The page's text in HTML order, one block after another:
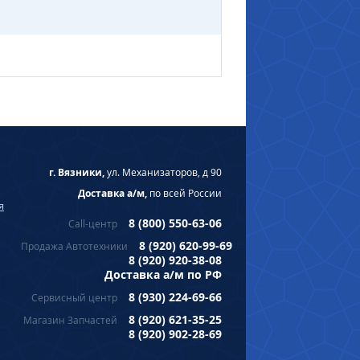
г. Вязники,ул. Механизаторов, д 90
Доставка а/м, по всей России
Call-центр 8 (800) 550-63-06
Продажа Автотехники
8 (920) 620-99-69
8 (920) 920-38-08
Доставка а/м по РФ
Сервисный центр 8 (930) 224-69-66
Магазин Запчастей
8 (920) 621-35-25
8 (920) 902-28-69